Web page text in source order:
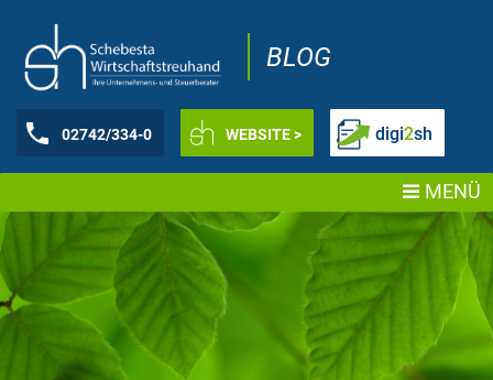
BLOG
02742/334-0 WEBSITE > digi2sh
MENÜ